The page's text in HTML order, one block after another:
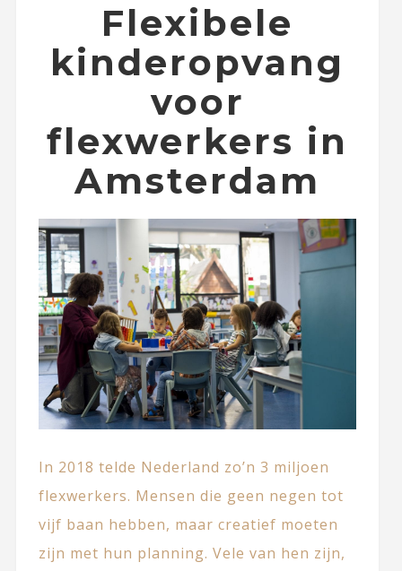
Flexibele
kinderopvang
voor
flexwerkers in
Amsterdam
In 2018 telde Nederland zo’n 3 miljoen
flexwerkers. Mensen die geen negen tot
vijf baan hebben, maar creatief moeten
zijn met hun planning. Vele van hen zijn,